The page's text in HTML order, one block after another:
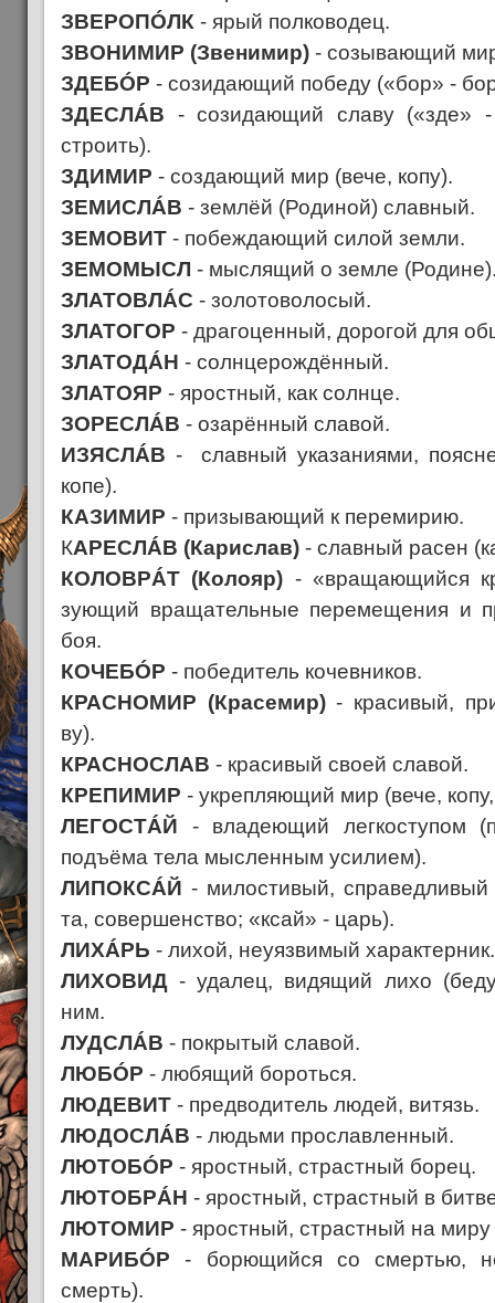
ЗВЕРОПÓЛК - ярый полководец.
ЗВОНИМИР (Звенимир) - созывающий
ЗДЕБÓР - созидающий победу («бор» -
ЗДЕСЛÁВ - созидающий славу («зде» -
строить).
ЗДИМИР - создающий мир (вече, копу).
ЗЕМИСЛÁВ - землёй (Родиной) славный.
ЗЕМОВИТ - побеждающий силой земли.
ЗЕМОМЫСЛ - мыслящий о земле
ЗЛАТОВЛÁС - золотоволосый.
ЗЛАТОГОР - драгоценный, дорогой для
ЗЛАТОДÁН - солнцерождённый.
ЗЛАТОЯР - яростный, как солнце.
ЗОРЕСЛÁВ - озарённый славой.
ИЗЯСЛÁВ - славный указаниями,
копе).
КАЗИМИР - призывающий к перемирию.
КАРЕСЛÁВ (Карислав) - славный расен
КОЛОВРÁТ (Колояр) - «вращающийся
зующий вращательные перемещения и
боя.
КОЧЕБÓР - победитель кочевников.
КРАСНОМИР (Красемир)- красивый,
ву).
КРАСНОСЛАВ - красивый своей славой.
КРЕПИМИР - укрепляющий мир (вече,
ЛЕГОСТÁЙ - владеющий легкоступом
подъёма тела мысленным усилием).
ЛИПОКСÁЙ- милостивый,
та, совершенство; «ксай» - царь).
ЛИХÁРЬ - лихой, неуязвимый характерник.
ЛИХОВИД - удалец, видящий лихо
ним.
ЛУДСЛÁВ - покрытый славой.
ЛЮБÓР - любящий бороться.
ЛЮДЕВИТ - предводитель людей, витязь.
ЛЮДОСЛÁВ - людьми прославленный.
ЛЮТОБÓР - яростный, страстный борец.
ЛЮТОБРÁН - яростный, страстный в
ЛЮТОМИР - яростный, страстный на миру
МАРИБÓР - борющийся со смертью,
смерть).